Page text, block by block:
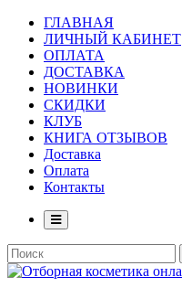
ГЛАВНАЯ
ЛИЧНЫЙ КАБИНЕТ
ОПЛАТА
ДОСТАВКА
НОВИНКИ
СКИДКИ
КЛУБ
КНИГА ОТЗЫВОВ
Доставка
Оплата
Контакты